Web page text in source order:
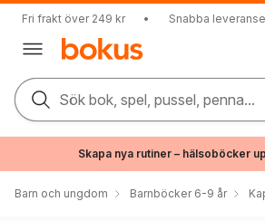
Fri frakt över 249 kr • Snabba
Sök bok, spel, pussel, penna...
Skapa nya rutiner – hälsoböcker
Barn och ungdom Barnböcker 6-9 år